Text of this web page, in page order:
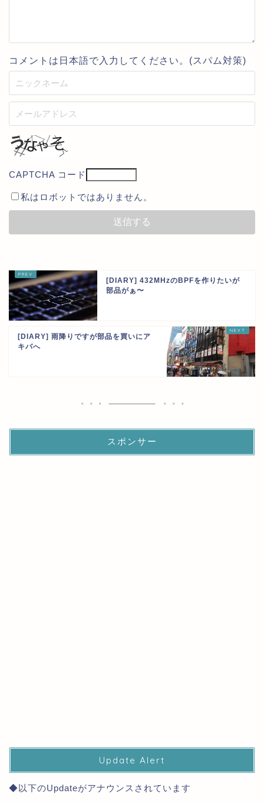
コメントは日本語で入力してください。(スパム対策)
CAPTCHA コード
私はロボットではありません。
[DIARY] 432MHzのBPFを作りたいが
部品がぁ〜
[DIARY] 雨降りですが部品を買いにア
キバへ
スポンサー
Update Alert
◆以下のUpdateがアナウンスされています